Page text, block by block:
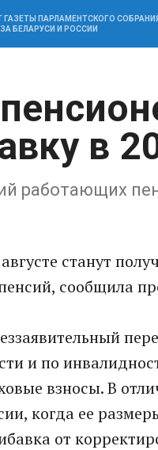
ГАЗЕТЫ ПАРЛАМЕНТСКОГО
БЕЛАРУСИ И РОССИИ
в
работающих
станут
сообщила
и по
взносы. В
когда ее
от